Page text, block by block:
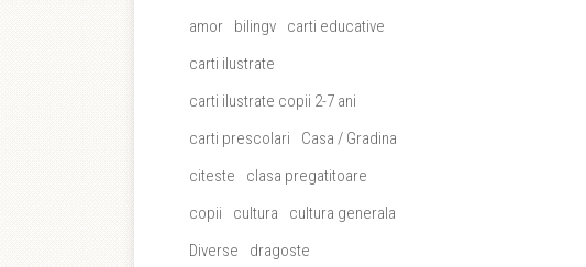
amor
bilingv
carti educative
carti ilustrate
carti ilustrate copii 2-7 ani
carti prescolari
Casa / Gradina
citeste
clasa pregatitoare
copii
cultura
cultura generala
Diverse
dragoste